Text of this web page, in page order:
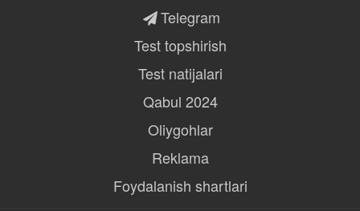
Telegram
Test topshirish
Test natijalari
Qabul 2024
Oliygohlar
Reklama
Foydalanish shartlari